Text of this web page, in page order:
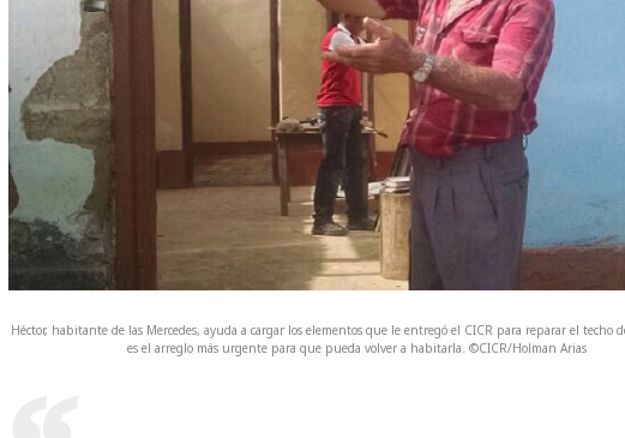
Héctor, habitante de las Mercedes, ayuda a cargar los elementos que le entregó el CICR para reparar el techo
es el arreglo más urgente para que pueda volver a habitarla. ©CICR/Holman Arias